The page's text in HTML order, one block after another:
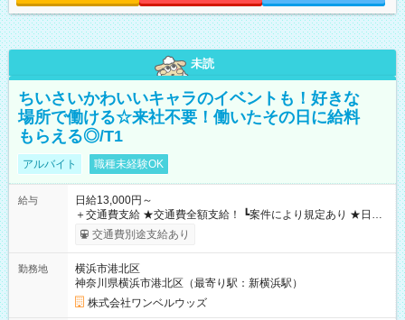
未読
ちいさいかわいいキャラのイベントも！好きな
場所で働ける☆来社不要！働いたその日に給料
もらえる◎/T1
アルバイト 職種未経験OK
給与
日給13,000円～
＋交通費支給 ★交通費全額支給！ ┗案件により規定あり ★日払
いOK！（規定あり） ┗働いたその日に現金GET♪ お仕事後はコ
ンビニATMから 日払い分を引き落とせます！ 【試用期間】試
交通費別途支給あり
勤務地
横浜市港北区
神奈川県横浜市港北区（最寄り駅：新横浜駅）
株式会社ワンベルウッズ